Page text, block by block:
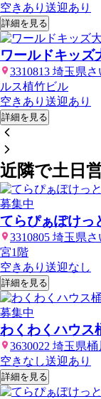
空きあり 送迎あり
詳細を見る
ワールドキッズ
3310813 埼玉県
ルス植竹ビル
空きあり 送迎あり
詳細を見る
近隣で土日
募集中
てらぴぁぽけっ
3310805 埼玉県
宮1階
空きあり 送迎なし
詳細を見る
募集中
わくわくハウス
3630022 埼玉県
空きなし送迎あり
詳細を見る